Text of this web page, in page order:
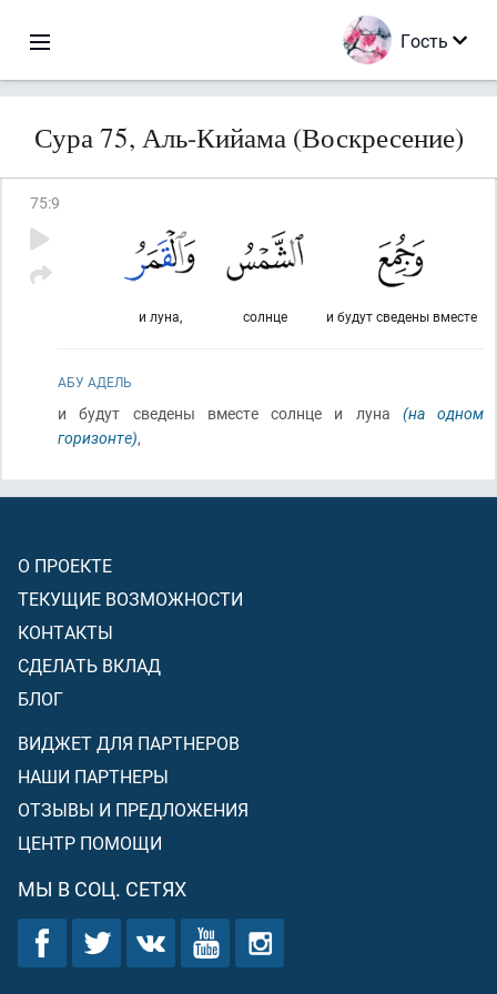
Гость
Сура 75, Аль-Кийама (Воскресение)
75:9
и будут сведены вместе
солнце
и луна,
АБУ АДЕЛЬ
и будут сведены вместе солнце и луна (на одном
горизонте),
О ПРОЕКТЕ
ТЕКУЩИЕ ВОЗМОЖНОСТИ
КОНТАКТЫ
СДЕЛАТЬ ВКЛАД
БЛОГ
ВИДЖЕТ ДЛЯ ПАРТНЕРОВ
НАШИ ПАРТНЕРЫ
ОТЗЫВЫ И ПРЕДЛОЖЕНИЯ
ЦЕНТР ПОМОЩИ
МЫ В СОЦ. СЕТЯХ